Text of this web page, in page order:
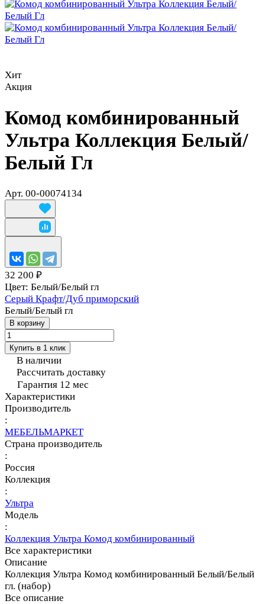
Хит
Акция
Комод комбинированный
Ультра Коллекция Белый/
Белый Гл
Арт. 00-00074134
32 200 ₽
Цвет: Белый/Белый гл
Серый Крафт/Дуб приморский
Белый/Белый гл
В корзину
Купить в 1 клик
В наличии
Рассчитать доставку
Гарантия 12 мес
Характеристики
Производитель
:
МЕБЕЛЬМАРКЕТ
Страна производитель
:
Россия
Коллекция
:
Ультра
Модель
:
Коллекция Ультра Комод комбинированный
Все характеристики
Описание
Коллекция Ультра Комод комбинированный Белый/Белый
гл. (набор)
Все описание